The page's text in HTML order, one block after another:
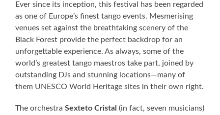
Ever since its inception, this festival has been regarded
as one of Europe’s finest tango events. Mesmerising
venues set against the breathtaking scenery of the
Black Forest provide the perfect backdrop for an
unforgettable experience. As always, some of the
world’s greatest tango maestros take part, joined by
outstanding DJs and stunning locations—many of
them UNESCO World Heritage sites in their own right.
The orchestraSexteto Cristal (in fact, seven musicians)